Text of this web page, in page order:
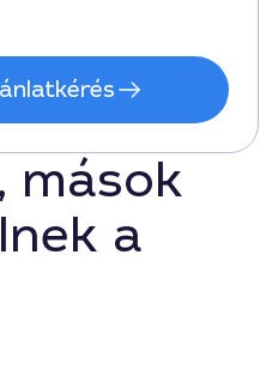
mások
a